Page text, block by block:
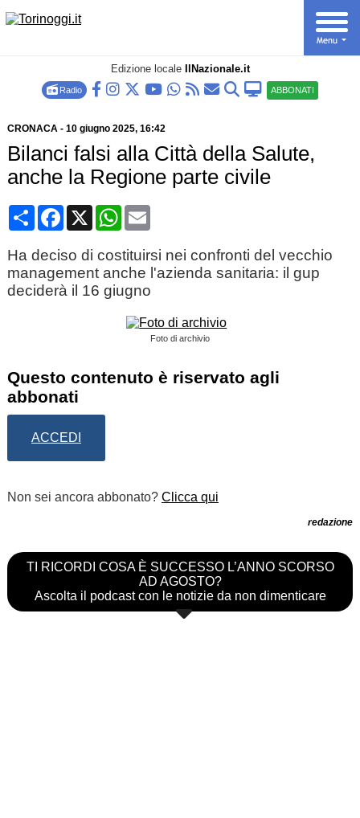
Edizione locale IlNazionale.it
Radio ABBONATI
CRONACA- 10 giugno 2025, 16:42
Bilanci falsi alla Città della Salute,
anche la Regione parte civile
CondividiFacebook
X WhatsApp
Email
Ha deciso di costituirsi nei confronti del vecchio
management anche l'azienda sanitaria: il gup
deciderà il 16 giugno
Foto di archivio
Questo contenuto è riservato agli
abbonati
ACCEDI
Non sei ancora abbonato? Clicca qui
redazione
TI RICORDI COSA È SUCCESSO L’ANNO SCORSO
AD AGOSTO?
Ascolta il podcast con le notizie da non dimenticare